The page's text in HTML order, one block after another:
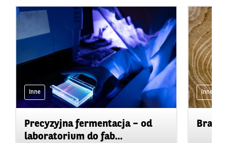
Inne
Precyzyjna fermentacja – od
laboratorium do fab...
Inne